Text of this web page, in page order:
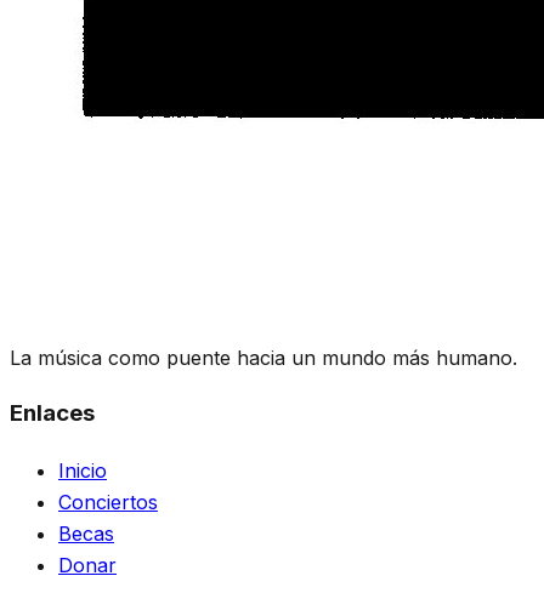
La música como puente hacia un mundo más humano.
Enlaces
Inicio
Conciertos
Becas
Donar